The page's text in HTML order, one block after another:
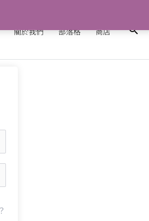
關於我們 部落格 商店
搜